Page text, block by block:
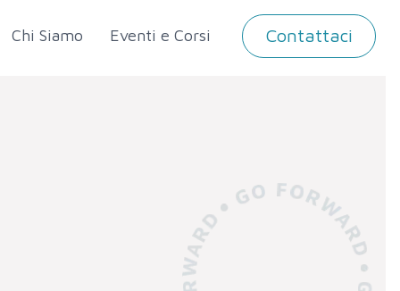
Chi Siamo Eventi e Corsi Contattaci